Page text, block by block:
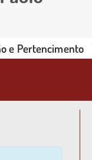
e Pertencimento